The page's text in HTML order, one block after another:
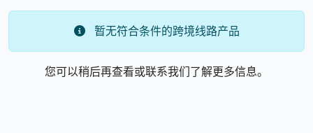
暂无符合条件的跨境线路产品
您可以稍后再查看或联系我们了解更多信息。